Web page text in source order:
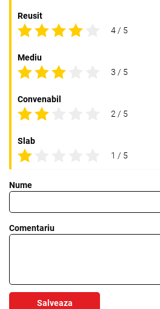
Reusit
4 / 5
Mediu
3 / 5
Convenabil
2 / 5
Slab
1 / 5
Nume
Comentariu
Salveaza